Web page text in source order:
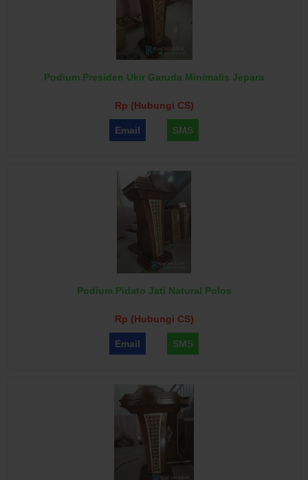
Podium Presiden Ukir Garuda Minimalis Jepara
Rp (Hubungi CS)
Email SMS
Podium Pidato Jati Natural Polos
Rp (Hubungi CS)
Email SMS